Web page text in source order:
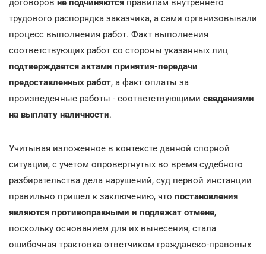
договоров не подчиняются правилам внутреннего
трудового распорядка заказчика, а сами организовывали
процесс выполнения работ. Факт выполнения
соответствующих работ со стороны указанных лиц
подтверждается актами принятия-передачи
предоставленных работ, а факт оплаты за
произведенные работы - соответствующими сведениями
на выплату наличности.
Учитывая изложенное в контексте данной спорной
ситуации, с учетом опровергнутых во время судебного
разбирательства дела нарушений, суд первой инстанции
правильно пришел к заключению, что постановления
являются противоправными и подлежат отмене,
поскольку основанием для их вынесения, стала
ошибочная трактовка ответчиком гражданско-правовых